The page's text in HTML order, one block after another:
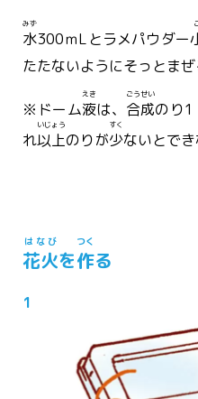
水
みず
300ｍLとラメパウダー
たたないようにそっとまぜ
※ドーム液
えき
は、 合成
ごうせい
のり1
れ以上
いじょう
のりが少
すく
ないとでき
花火
はなび
を作
つく
る
1